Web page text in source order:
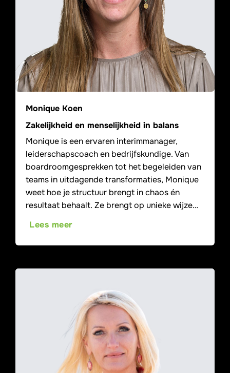
Monique Koen
Zakelijkheid en menselijkheid in balans
Monique is een ervaren interimmanager,
leiderschapscoach en bedrijfskundige. Van
boardroomgesprekken tot het begeleiden van
teams in uitdagende transformaties, Monique
weet hoe je structuur brengt in chaos én
resultaat behaalt. Ze brengt op unieke wijze…
Lees meer